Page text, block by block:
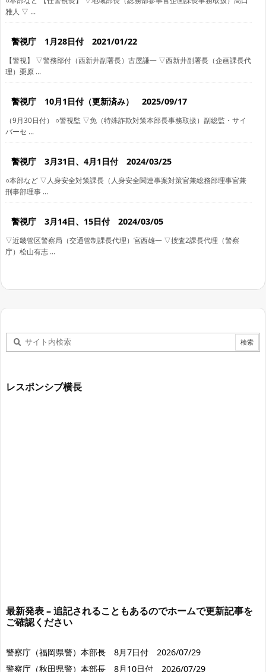
雅人 ▽ ...
警視庁 1月28日付 2021/01/22
【警視】 ▽警務部付（西新井副署長）古屋謙一 ▽西新井副署長（企画課長代
理）栗原 ...
警視庁 10月1日付（更新済み） 2025/09/17
（9月30日付） ○警視監 ▽免（特殊詐欺対策本部長事務取扱）副総監・サイ
バーセ ...
警視庁 3月31日、4月1日付 2024/03/25
○本部など ▽人身安全対策課長（人身安全関連事案対策官兼総務部理事官兼
刑事部理事 ...
警視庁 3月14日、15日付 2024/03/05
▽近畿管区警察局（交通管制課長代理）宮西雄一 ▽捜査2課長代理（警察
庁）松山有志 ...
レスポンシブ横長
最新発表 – 追記されることもあるのでホームで更新記事を
ご確認ください
警察庁（福岡県警）本部長 8月7日付 2026/07/29
警察庁（秋田県警）本部長 8月10日付 2026/07/29